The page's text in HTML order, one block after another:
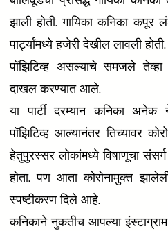
झाली होती. गायिका कनिका कपूर
पार्ट्यांमध्ये हजेरी देखील लावली
पॉझिटिव्ह असल्याचे समजले
दाखल करण्यात आले.
या पार्टी दरम्यान कनिका अनेक
पॉझिटिव्ह आल्यानंतर तिच्यावर
हेतुपुरस्सर लोकांमध्ये विषाणूचा
होता. पण आता कोरोनामुक्त
स्पष्टीकरण दिले आहे.
कनिकाने नुकतीच आपल्या